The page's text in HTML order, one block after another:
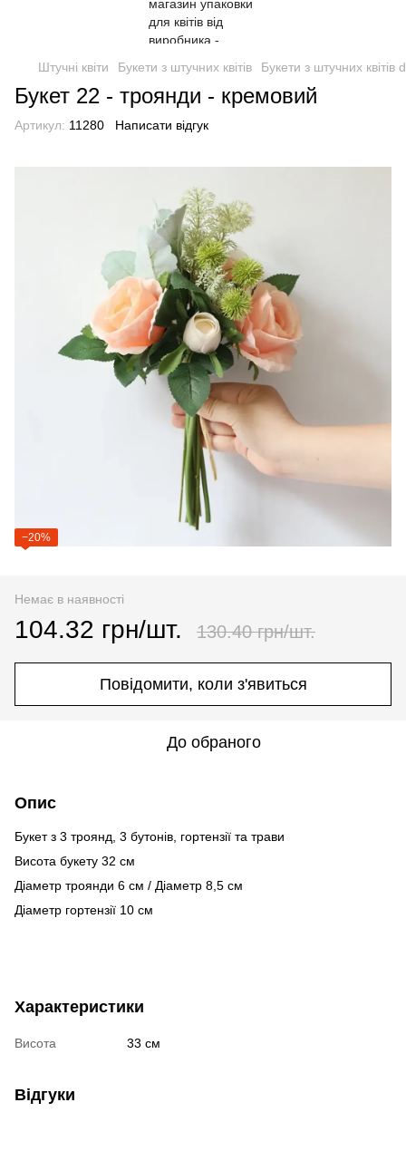
Штучні квіти Букети з штучних квітів Букети з штучних квітів
Букет 22 - троянди - кремовий
Артикул: 11280 Написати відгук
−20%
Немає в наявності
104.32 грн/шт. 130.40 грн/шт.
Повідомити, коли з'явиться
До обраного
Опис
Букет з 3 троянд, 3 бутонів, гортензії та трави
Висота букету 32 см
Діаметр троянди 6 см / Діаметр 8,5 см
Діаметр гортензії 10 см
Характеристики
Висота 33 см
Відгуки